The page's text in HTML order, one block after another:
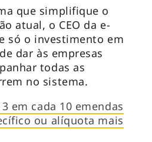
que simplifique o
atual, o CEO da e-
só o investimento em
dar às empresas
todas as
no sistema.
em cada 10 emendas
ou alíquota mais